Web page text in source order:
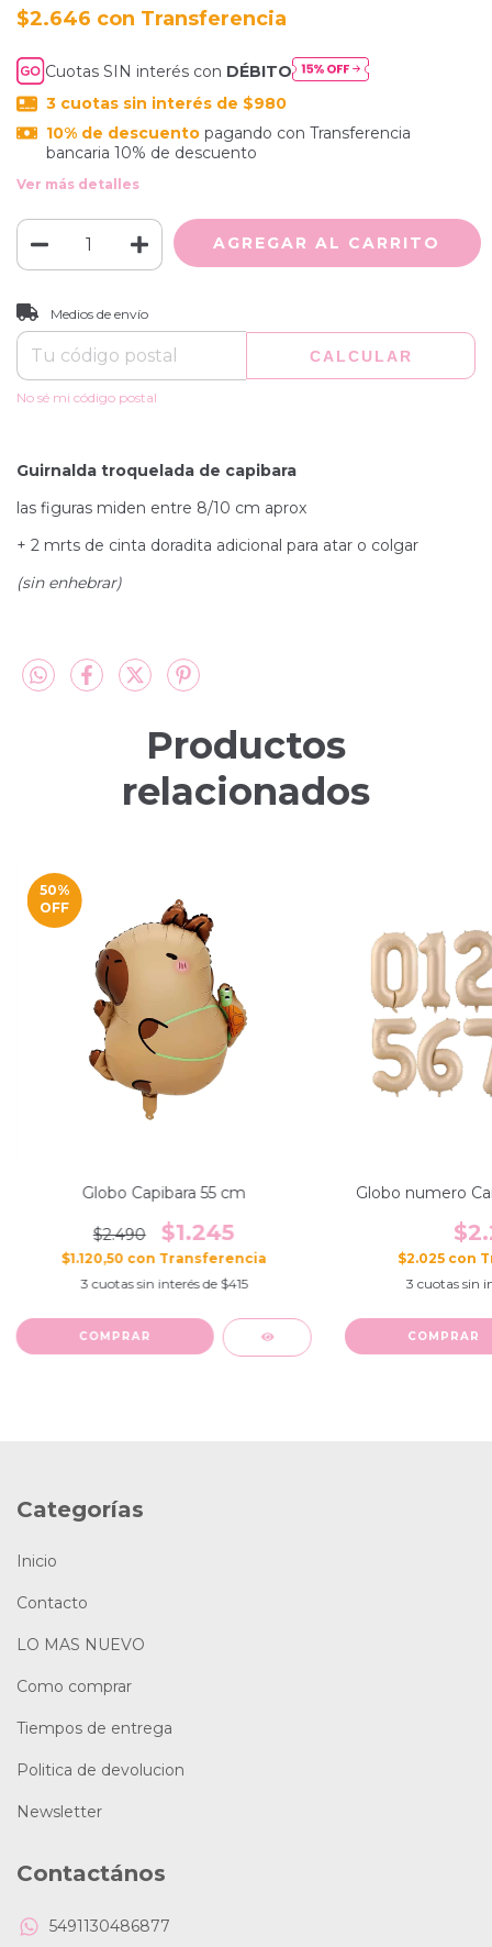
$2.646 con
Cuotas SIN interés con DÉBITO
3 cuotas sin interés de $980
10% de descuentopagando con Transferencia
bancaria 10% de descuento
Ver más detalles
Entregas para el CP:
Medios de envío
CALCULAR
No sé mi código postal
Guirnalda troquelada de capibara
las figuras miden entre 8/10 cm aprox
+ 2 mrts de cinta doradita adicional para atar o colgar
(sin enhebrar)
Productos
relacionados
50%
OFF
Globo Capibara 55 cm
$2.490 $1.245
$1.120,50 con
3 cuotas sin interés de $415
Globo numero
$2.025 con
3 cuotas sin
COMPRAR
Categorías
Inicio
Contacto
LO MAS NUEVO
Como comprar
Tiempos de entrega
Politica de devolucion
Newsletter
Contactános
5491130486877